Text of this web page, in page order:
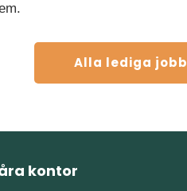
Alla lediga jobb
kontor